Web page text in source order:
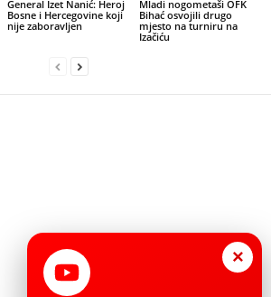
General Izet Nanić: Heroj
Bosne i Hercegovine koji
nije zaboravljen
Mladi nogometaši OFK
Bihać osvojili drugo
mjesto na turniru na
Izačiću
×